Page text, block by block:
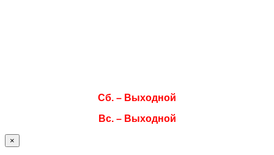
Сб. – Выходной
Вс. – Выходной
×